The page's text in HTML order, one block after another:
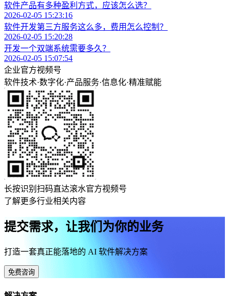
软件产品有多种盈利方式，应该怎么选？
2026-02-05 15:23:16
软件开发第三方服务这么多，费用怎么控制？
2026-02-05 15:20:28
开发一个双端系统需要多久？
2026-02-05 15:07:54
企业官方视频号
软件技术·数字化·产品服务·信息化·精准赋能
长按识别扫码直达滚水官方视频号
了解更多行业相关内容
提交需求，让我们为你的业务
打造一套真正能落地的 AI 软件解决方案
免费咨询